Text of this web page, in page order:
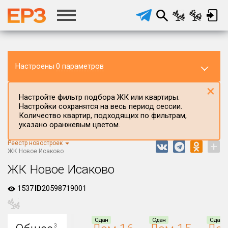
Настроены 0 параметров
Регион ЖК
Все
Населённый пункт
Настройте фильтр подбора ЖК или квартиры.
Настройки сохранятся на весь период сессии.
Количество квартир, подходящих по фильтрам,
указано оранжевым цветом.
×
Реестр новостроек
ЖК Новое Исаково
+
ЖК Новое Исаково
1537ID20598719001
3
Сдан Сдан Сдан